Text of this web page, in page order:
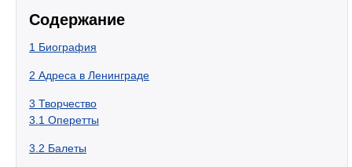
Содержание
1 Биография
2 Адреса в Ленинграде
3 Творчество
3.1 Оперетты
3.2 Балеты